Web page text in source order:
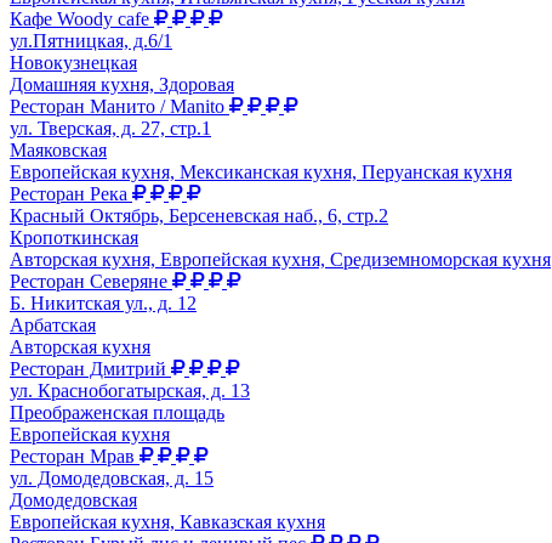
Кафе Woody cafe
ул.Пятницкая, д.6/1
Новокузнецкая
Домашняя кухня, Здоровая
Ресторан Манито / Manito
ул. Тверская, д. 27, стр.1
Маяковская
Европейская кухня, Мексиканская кухня, Перуанская кухня
Ресторан Река
Красный Октябрь, Берсеневская наб., 6, стр.2
Кропоткинская
Авторская кухня, Европейская кухня, Средиземноморская кухня
Ресторан Северяне
Б. Никитская ул., д. 12
Арбатская
Авторская кухня
Ресторан Дмитрий
ул. Краснобогатырская, д. 13
Преображенская площадь
Европейская кухня
Ресторан Мрав
ул. Домодедовская, д. 15
Домодедовская
Европейская кухня, Кавказская кухня